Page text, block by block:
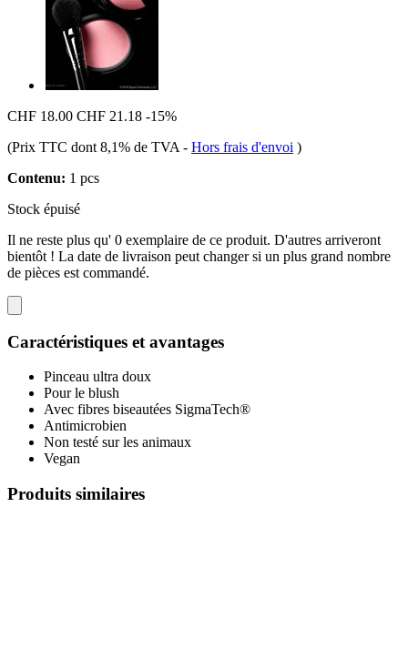
CHF 18.00 CHF 21.18 -15%
(Prix TTC dont 8,1% de TVA - Hors frais d'envoi )
Contenu: 1 pcs
Stock épuisé
Il ne reste plus qu' 0 exemplaire de ce produit. D'autres arriveront
bientôt ! La date de livraison peut changer si un plus grand nombre
de pièces est commandé.
Caractéristiques et avantages
Pinceau ultra doux
Pour le blush
Avec fibres biseautées SigmaTech®
Antimicrobien
Non testé sur les animaux
Vegan
Produits similaires